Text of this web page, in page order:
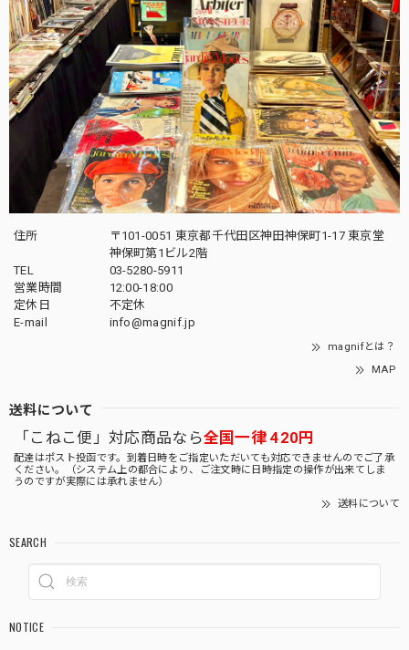
住所
〒101-0051 東京都千代田区神田神保町1-17 東京堂
神保町第1ビル2階
TEL
03-5280-5911
営業時間
12:00-18:00
定休日
不定休
E-mail
info@magnif.jp
magnifとは？
MAP
送料について
「こねこ便」対応商品なら全国一律 420円
配達はポスト投函です。到着日時をご指定いただいても対応できませんのでご了承
ください。（システム上の都合により、ご注文時に日時指定の操作が出来てしま
うのですが実際には承れません）
送料について
SEARCH
NOTICE